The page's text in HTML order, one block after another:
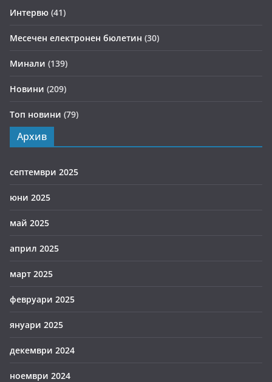
Интервю (41)
Месечен електронен бюлетин (30)
Минали (139)
Новини (209)
Топ новини (79)
Архив
септември 2025
юни 2025
май 2025
април 2025
март 2025
февруари 2025
януари 2025
декември 2024
ноември 2024